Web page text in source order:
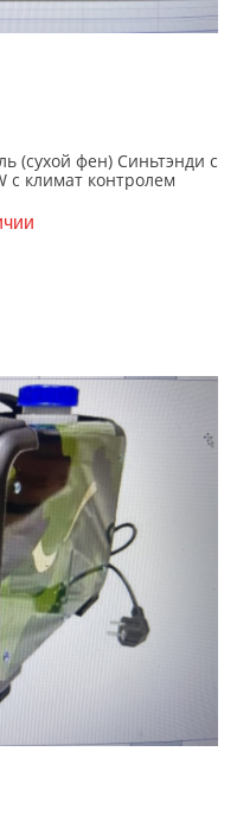
(cухой фен) Синьтэнди с
с климат контролем